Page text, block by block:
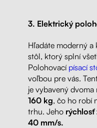
3. Elektrický
Hľadáte moderný
stôl, ktorý splní
Polohovací písací
voľbou pre vás.
je vybavený dvoma
160 kg, čo ho robí
trhu. Jeho rýchlosť
40 mm/s.